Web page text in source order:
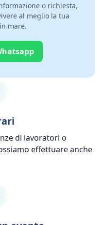
o richiesta,
al meglio la tua
mare.
di lavoratori o
effettuare anche